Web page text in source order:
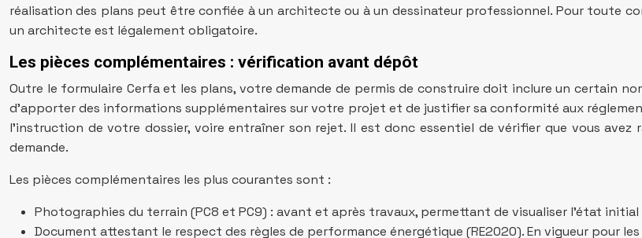
réalisation des plans peut être confiée à un architecte ou à un dessinateur professionnel. Pour toute
un architecte est légalement obligatoire.
Les pièces complémentaires : vérification avant dépôt
Outre le formulaire Cerfa et les plans, votre demande de permis de construire doit inclure un certain
d’apporter des informations supplémentaires sur votre projet et de justifier sa conformité aux
l’instruction de votre dossier, voire entraîner son rejet. Il est donc essentiel de vérifier que vous
demande.
Les pièces complémentaires les plus courantes sont :
Photographies du terrain (PC8 et PC9) : avant et après travaux, permettant de visualiser l’état
Document attestant le respect des règles de performance énergétique (RE2020). En vigueur pour